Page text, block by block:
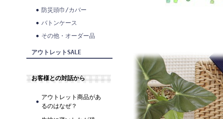
防災頭巾/カバー
バトンケース
その他・オーダー品
アウトレットSALE
お客様との対話から
アウトレット商品があ
るのはなぜ？